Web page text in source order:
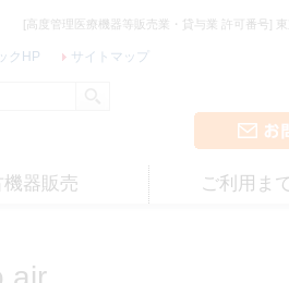
[高度管理医療機器等販売業・貸与業 許可番号]
クHP サイトマップ
機器販売 ご利用ま